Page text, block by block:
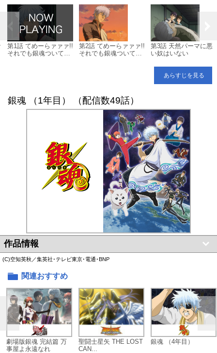
第1話 てめーらァァァ!!
それでも銀魂ついてん
第2話 てめーらァァァ!!
それでも銀魂ついてん
第3話 天然パーマに悪
い奴はいない
あらすじを見る
銀魂 （1年目） （配信数49話）
作品情報
(C)空知英秋／集英社･テレビ東京･電通･BNP
関連おすすめ
劇場版銀魂 完結篇 万
事屋よ永遠なれ
聖闘士星矢 THE LOST
CAN...
銀魂 （4年目）